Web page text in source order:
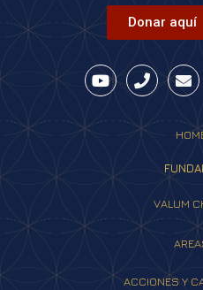
Donar aquí
VALUM
ACCIONES Y